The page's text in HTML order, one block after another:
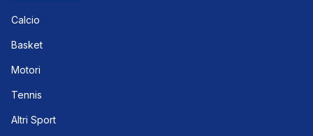
Calcio
Basket
Motori
Tennis
Altri Sport